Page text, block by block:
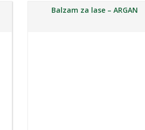
Balzam za lase – ARGAN